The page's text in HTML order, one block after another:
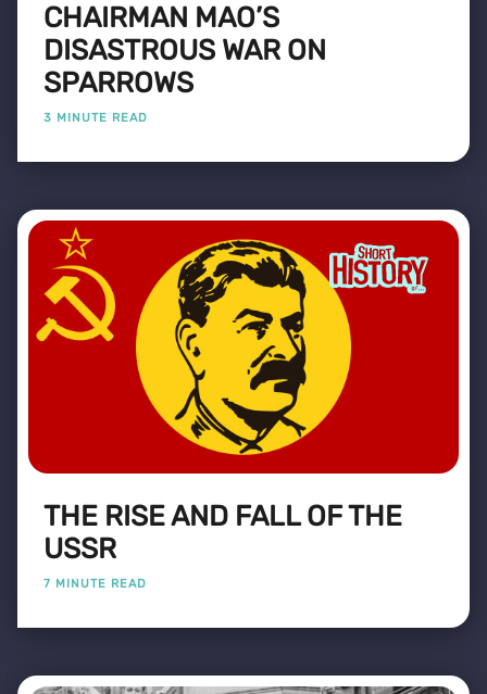
CHAIRMAN MAO’S
DISASTROUS WAR ON
SPARROWS
3 MINUTE READ
THE RISE AND FALL OF THE
USSR
7 MINUTE READ